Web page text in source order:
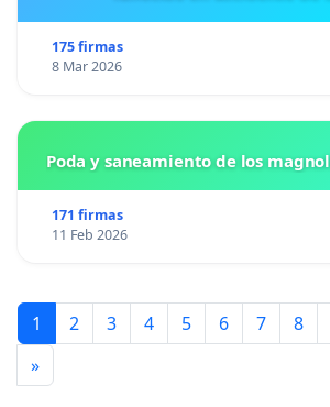
175 firmas
8 Mar 2026
Poda y saneamiento de los
171 firmas
11 Feb 2026
1 2 3 4 5 6 7 8
»